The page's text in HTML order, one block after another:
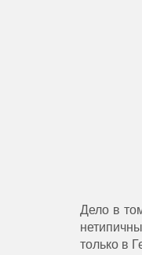
Дело в
только в